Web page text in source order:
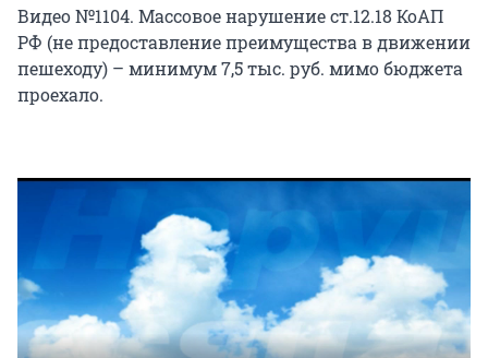
Видео №1104. Массовое нарушение ст.12.18 КоАП
РФ (не предоставление преимущества в движении
пешеходу) – минимум 7,5 тыс. руб. мимо бюджета
проехало.